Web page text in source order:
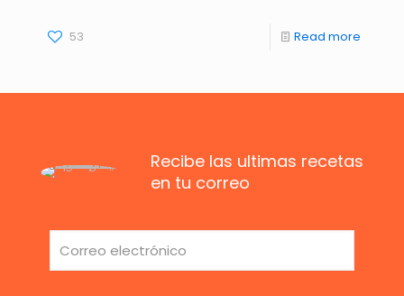
53 Read more
Recibe las ultimas recetas
en tu correo